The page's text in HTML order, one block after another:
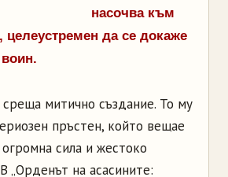
насочва към
целеустремен да се докаже
митично създание. То му
пръстен, който вещае
сила и жестоко
„Орденът на асасините: